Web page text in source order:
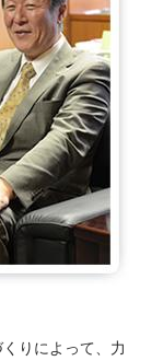
りによって、力